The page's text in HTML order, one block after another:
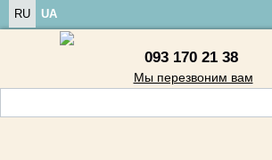
RU UA
093 170 21 38
Мы перезвоним вам